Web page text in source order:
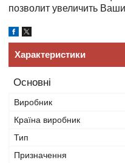
позволит увеличить
Характеристики
Основні
Виробник
Країна виробник
Тип
Призначення